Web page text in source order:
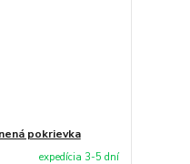
pokrievka
expedícia 3-5 dní